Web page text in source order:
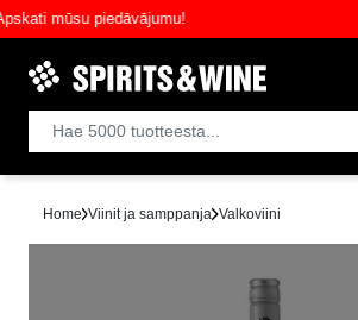
mūsu piedāvājumu!
Home Viinit ja samppanja Valkoviini